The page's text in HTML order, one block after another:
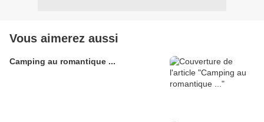
Vous aimerez aussi
Camping au romantique ...